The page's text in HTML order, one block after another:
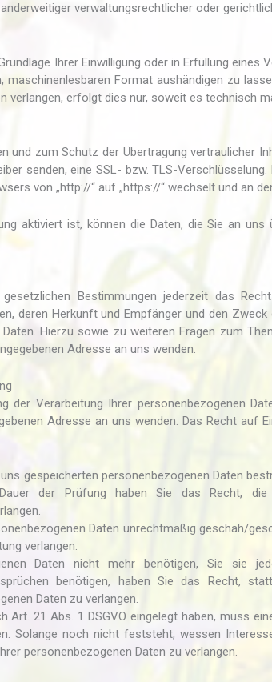
verwaltungsrechtlicher oder
Ihrer Einwilligung oder in Erfüllung
maschinenlesbaren Format aushändigen zu
verlangen, erfolgt dies nur, soweit es technisch
und zum Schutz der Übertragung vertraulicher
senden, eine SSL- bzw. TLS-
von „http://“ auf „https://“ wechselt und an
aktiviert ist, können die Daten, die Sie an
Bestimmungen jederzeit das
deren Herkunft und Empfänger und den
Hierzu sowie zu weiteren Fragen zum
Adresse an uns wenden.
der Verarbeitung Ihrer personenbezogenen
Adresse an uns wenden. Das Recht auf
gespeicherten personenbezogenen Daten
der Prüfung haben Sie das Recht, die
Daten unrechtmäßig geschah/
verlangen.
Daten nicht mehr benötigen, Sie sie
benötigen, haben Sie das Recht,
Daten zu verlangen.
Art. 21 Abs. 1 DSGVO eingelegt haben, muss
Solange noch nicht feststeht, wessen
personenbezogenen Daten zu verlangen.